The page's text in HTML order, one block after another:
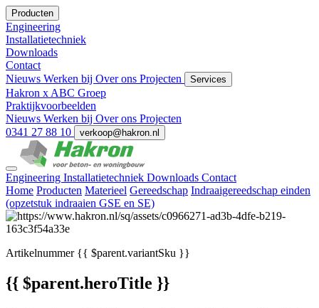
Producten
Engineering
Installatietechniek
Downloads
Contact
Nieuws Werken bij Over ons Projecten Services
Hakron x ABC Groep
Praktijkvoorbeelden
Nieuws Werken bij Over ons Projecten
0341 27 88 10
verkoop@hakron.nl
Engineering Installatietechniek Downloads Contact
Home Producten Materieel Gereedschap Indraaigereedschap einden
(opzetstuk indraaien GSE en SE)
Artikelnummer{{ $parent.variantSku }}
{{ $parent.heroTitle }}